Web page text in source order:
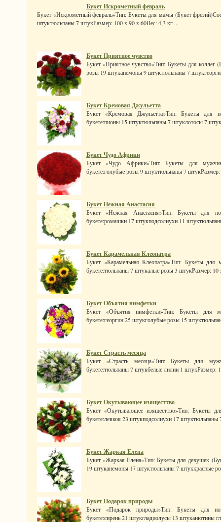
Букет Искрометный февраль
Букет «Искрометный февраль»Тип: Букеты для мамы (Букет
штуктюльпаны 7 штукРазмер: 100 x 90 x 60Вес: 4,3 кг ...
Букет Приятное чувство
Букет «Приятное чувство»Тип: Букеты для коллег
розы 19 штуканемоны 9 штуктюльпаны 7
Букет Кремовая Джульетта
Букет «Кремовая Джульетта»Тип: Букеты для
букете:пионы 15 штуктюльпаны 7 штуклотосы 7
Букет Чудо Африки
Букет «Чудо Африки»Тип: Букеты для
букете:голубые розы 9 штуктюльпаны 7
Букет Нежная Анастасия
Букет «Нежная Анастасия»Тип: Букеты для
букете:ромашки 17 штукподсолнухи 11
Букет Карамельная Клеопатра
Букет «Карамельная Клеопатра»Тип: Букеты
букете:тюльпаны 7 штукалые розы 3 штукРазмер:
Букет Объятия нимфетки
Букет «Объятия нимфетки»Тип: Букеты для
букете:георгин 25 штукголубые розы 15
Букет Страсть месяца
Букет «Страсть месяца»Тип: Букеты для
букете:тюльпаны 7 штукбелые лилии 1 штукРазмер:
Букет Окутывающее изящесттво
Букет «Окутывающее изящесттво»Тип: Букеты
букете:левкоя 23 штукподсолнухи 17
Букет Жаркая Елена
Букет «Жаркая Елена»Тип: Букеты для девушек
19 штуканемоны 17 штуктюльпаны 7 штуккрасные
Букет Подарок природы
Букет «Подарок природы»Тип: Букеты для
букете:сирень 21 штукгладиолусы 13 штуканютины